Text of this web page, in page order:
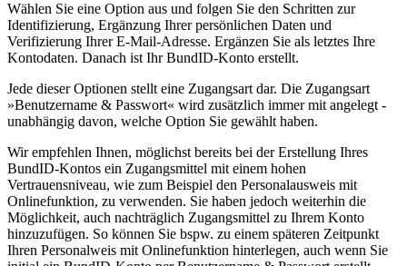
Wählen Sie eine Option aus und folgen Sie den Schritten zur
Identifizierung, Ergänzung Ihrer persönlichen Daten und
Verifizierung Ihrer E-Mail-Adresse. Ergänzen Sie als letztes Ihre
Kontodaten. Danach ist Ihr BundID-Konto erstellt.
Jede dieser Optionen stellt eine Zugangsart dar. Die Zugangsart
»Benutzername & Passwort« wird zusätzlich immer mit angelegt -
unabhängig davon, welche Option Sie gewählt haben.
Wir empfehlen Ihnen, möglichst bereits bei der Erstellung Ihres
BundID-Kontos ein Zugangsmittel mit einem hohen
Vertrauensniveau, wie zum Beispiel den Personalausweis mit
Onlinefunktion, zu verwenden. Sie haben jedoch weiterhin die
Möglichkeit, auch nachträglich Zugangsmittel zu Ihrem Konto
hinzuzufügen. So können Sie bspw. zu einem späteren Zeitpunkt
Ihren Personalweis mit Onlinefunktion hinterlegen, auch wenn Sie